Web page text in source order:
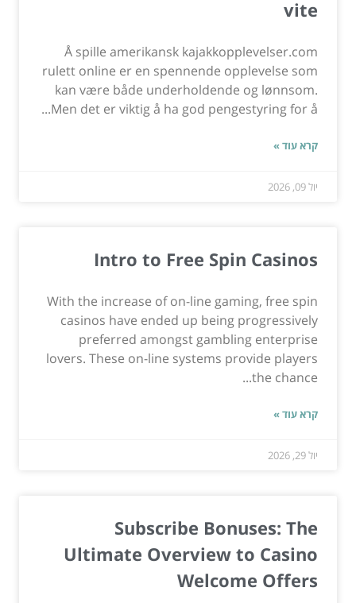
vite
Å spille amerikansk kajakkopplevelser.com
rulett online er en spennende opplevelse som
kan være både underholdende og lønnsom.
Men det er viktig å ha god pengestyring for å...
קרא עוד »
יול 09, 2026
Intro to Free Spin Casinos
With the increase of on-line gaming, free spin
casinos have ended up being progressively
preferred amongst gambling enterprise
lovers. These on-line systems provide players
the chance...
קרא עוד »
יול 29, 2026
Subscribe Bonuses: The
Ultimate Overview to Casino
Welcome Offers